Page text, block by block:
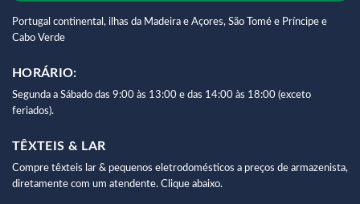
Portugal continental, ilhas da Madeira e Açores, São Tomé e Príncipe e
Cabo Verde
HORÁRIO:
Segunda a Sábado das 9:00 às 13:00 e das 14:00 às 18:00 (exceto
feriados).
TÊXTEIS & LAR
Compre têxteis lar & pequenos eletrodomésticos a preços de armazenista,
diretamente com um atendente. Clique abaixo.